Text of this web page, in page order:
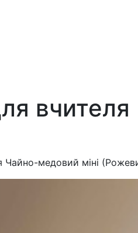
медовий міні